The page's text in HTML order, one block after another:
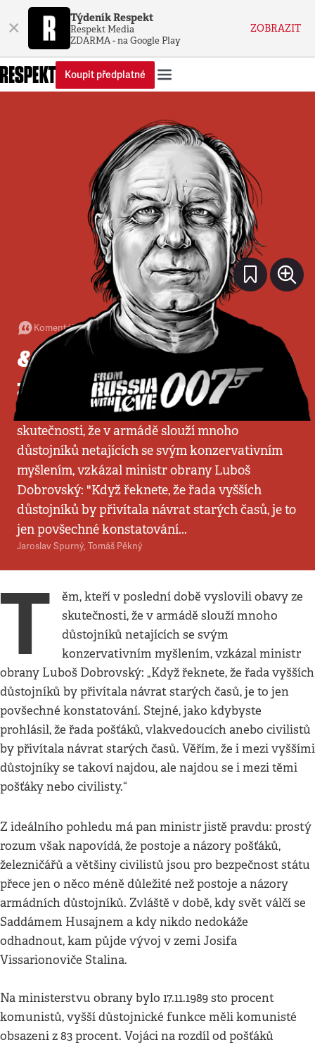
× Týdeník Respekt
Respekt Media
ZDARMA - na Google Play
ZOBRAZIT
Koupit předplatné
Komentář•18. 2. 1991•5minut
&bdquo;Mám radost ze
zásahu v Pobaltí&rdquo;
Těm, kteří v poslední době vyslovili obavy ze
skutečnosti, že v armádě slouží mnoho
důstojníků netajících se svým konzervativním
myšlením, vzkázal ministr obrany Luboš
Dobrovský: "Když řeknete, že řada vyšších
důstojníků by přivítala návrat starých časů, je to
jen povšechné konstatování...
Jaroslav Spurný, Tomáš Pěkný
T
ěm, kteří v poslední době vyslovili obavy ze
skutečnosti, že v armádě slouží mnoho
důstojníků netajících se svým
konzervativním myšlením, vzkázal ministr
obrany Luboš Dobrovský: „Když řeknete, že řada vyšších
důstojníků by přivítala návrat starých časů, je to jen
povšechné konstatování. Stejné, jako kdybyste
prohlásil, že řada pošťáků, vlakvedoucích anebo civilistů
by přivítala návrat starých časů. Věřím, že i mezi vyššími
důstojníky se takoví najdou, ale najdou se i mezi těmi
pošťáky nebo civilisty.“
Z ideálního pohledu má pan ministr jistě pravdu: prostý
rozum však napovídá, že postoje a názory pošťáků,
železničářů a většiny civilistů jsou pro bezpečnost státu
přece jen o něco méně důležité než postoje a názory
armádních důstojníků. Zvláště v době, kdy svět válčí se
Saddámem Husajnem a kdy nikdo nedokáže
odhadnout, kam půjde vývoj v zemi Josifa
Vissarionoviče Stalina.
Na ministerstvu obrany bylo 17.11.1989 sto procent
komunistů, vyšší důstojnické funkce měli komunisté
obsazeni z 83 procent. Vojáci na rozdíl od pošťáků